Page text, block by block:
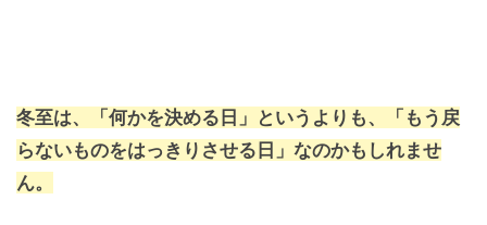
冬至は、「何かを決める日」というよりも、「もう戻
らないものをはっきりさせる日」なのかもしれませ
ん。